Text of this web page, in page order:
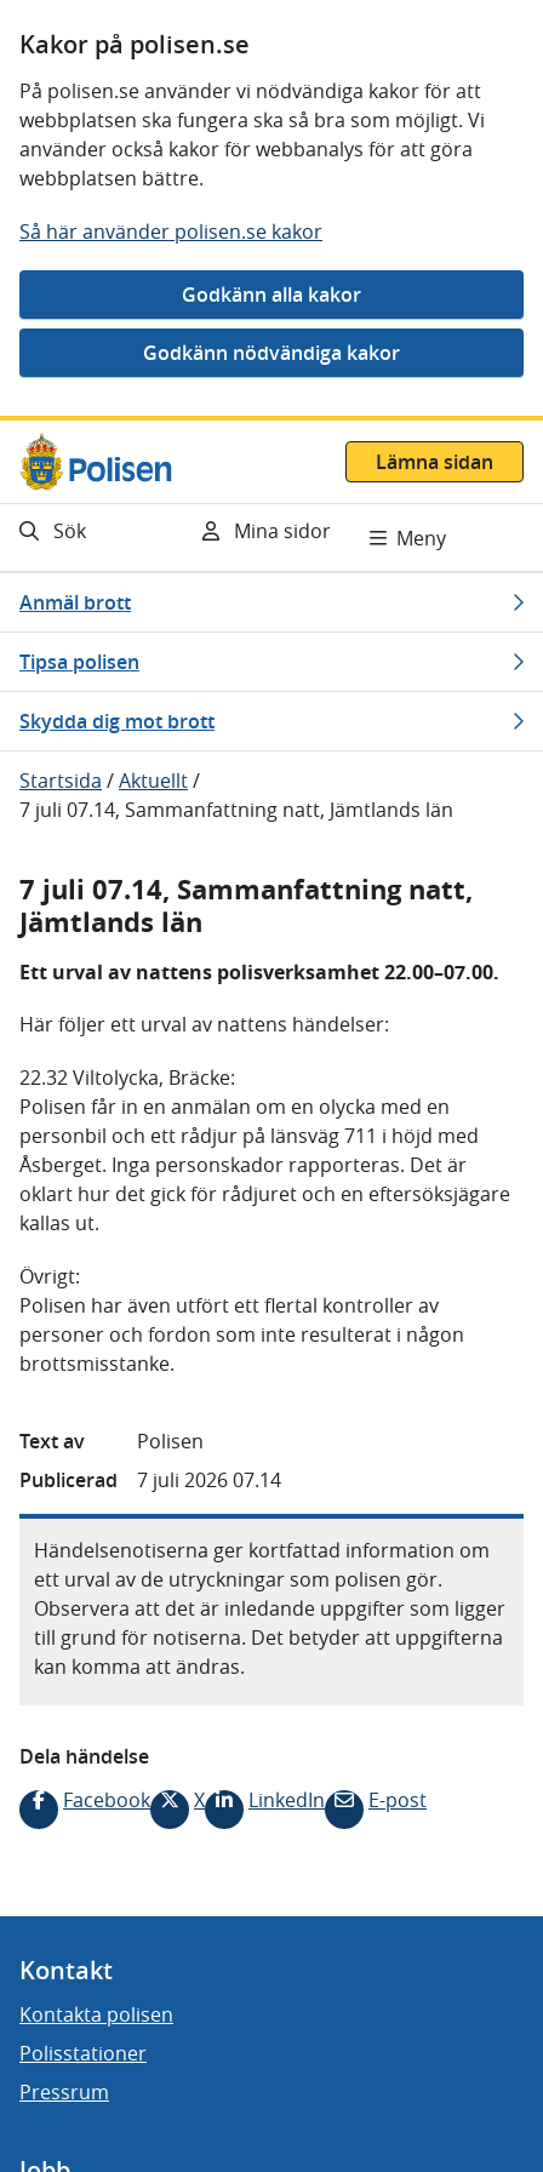
Kakor på polisen.se
På polisen.se använder vi nödvändiga kakor för att
webbplatsen ska fungera ska så bra som möjligt. Vi
använder också kakor för webbanalys för att göra
webbplatsen bättre.
Så här använder polisen.se kakor
Gå direkt till innehåll
Lämna sidan
Sök Mina sidor Meny
Anmäl brott
Tipsa polisen
Skydda dig mot brott
Startsida /Aktuellt/
7 juli 07.14, Sammanfattning natt, Jämtlands län
7 juli 07.14, Sammanfattning natt,
Jämtlands län
Ett urval av nattens polisverksamhet 22.00–07.00.
Här följer ett urval av nattens händelser:
22.32 Viltolycka, Bräcke:
Polisen får in en anmälan om en olycka med en
personbil och ett rådjur på länsväg 711 i höjd med
Åsberget. Inga personskador rapporteras. Det är
oklart hur det gick för rådjuret och en eftersöksjägare
kallas ut.
Övrigt:
Polisen har även utfört ett flertal kontroller av
personer och fordon som inte resulterat i någon
brottsmisstanke.
Text av
Polisen
Publicerad
7 juli 2026 07.14
Händelsenotiserna ger kortfattad information om
ett urval av de utryckningar som polisen gör.
Observera att det är inledande uppgifter som ligger
till grund för notiserna. Det betyder att uppgifterna
kan komma att ändras.
Dela händelse
Facebook
X LinkedIn E-post
Kontakt
Kontakta polisen
Polisstationer
Pressrum